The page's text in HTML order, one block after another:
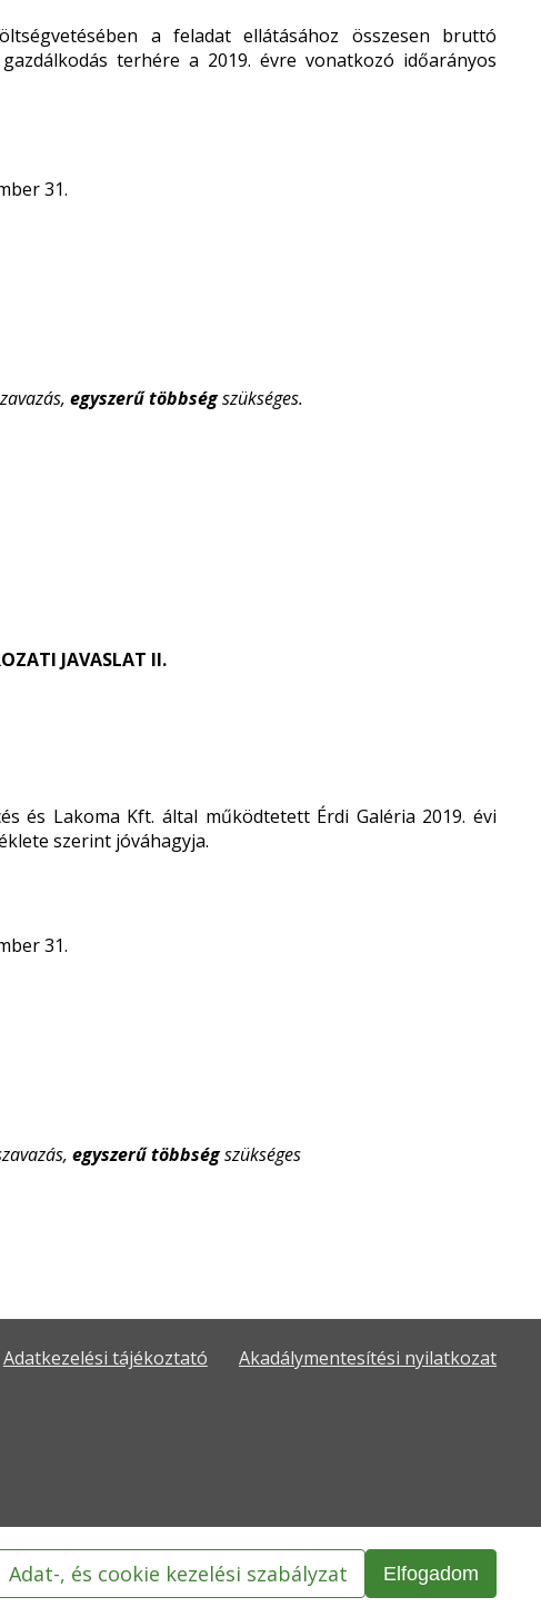
Adat-, és cookie kezelési szabályzat Elfogadom
a feladat ellátásához összesen bruttó
terhére a 2019. évre vonatkozó időarányos
31.
egyszerű többségszükséges.
JAVASLAT II.
és Lakoma Kft. által működtetett Érdi Galéria 2019. évi
szerint jóváhagyja.
31.
egyszerű többségszükséges
Adatkezelési tájékoztató Akadálymentesítési nyilatkozat